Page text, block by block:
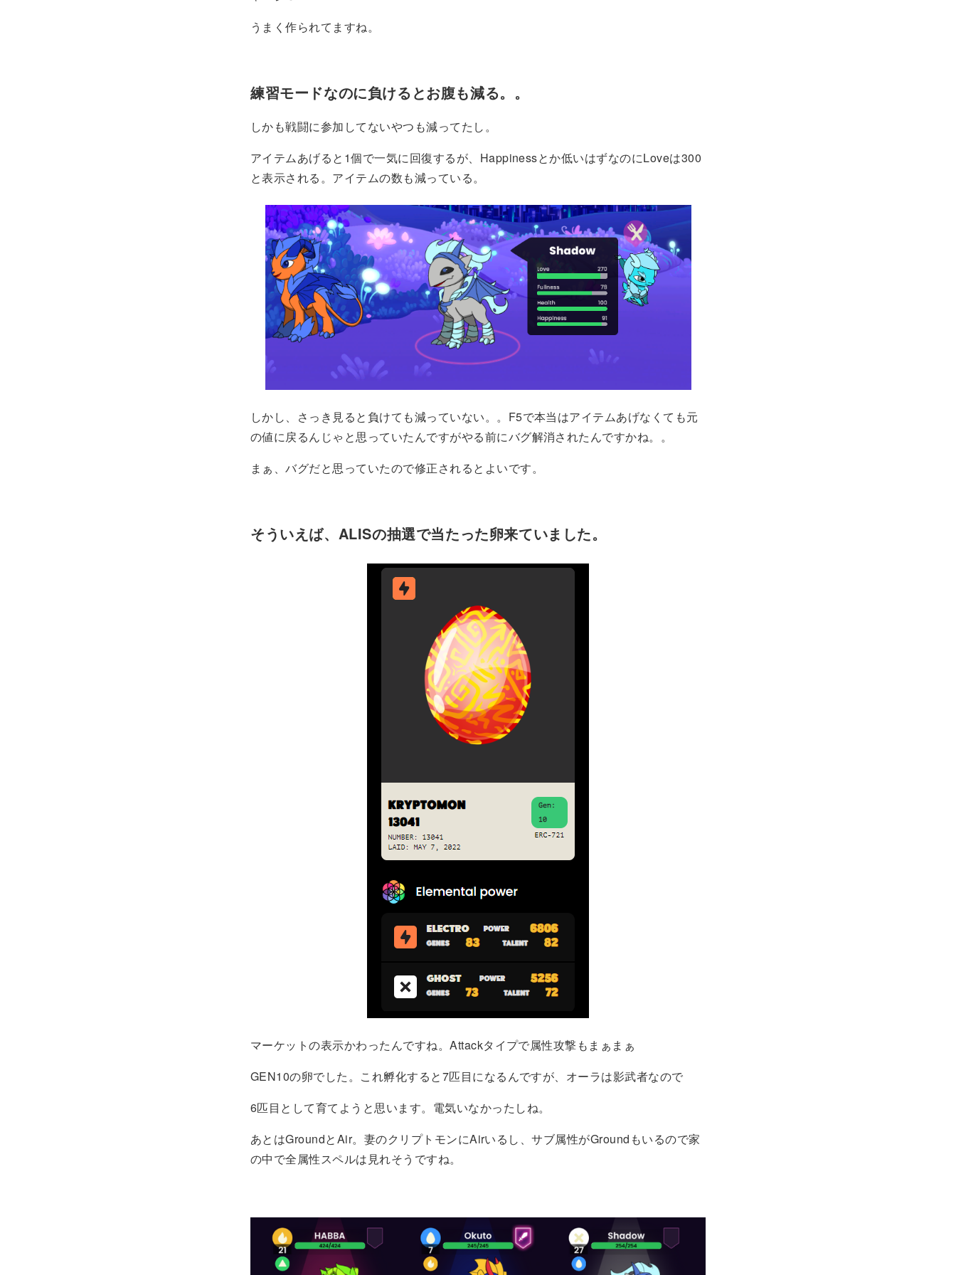
うまく作られてますね。
練習モードなのに負けるとお腹も減る。。
しかも戦闘に参加してないやつも減ってたし。
アイテムあげると1個で一気に回復するが、Happinessとか低いはずなのにLoveは300
と表示される。アイテムの数も減っている。
しかし、さっき見ると負けても減っていない。。F5で本当はアイテムあげなくても元
の値に戻るんじゃと思っていたんですがやる前にバグ解消されたんですかね。。
まぁ、バグだと思っていたので修正されるとよいです。
そういえば、ALISの抽選で当たった卵来ていました。
マーケットの表示かわったんですね。Attackタイプで属性攻撃もまぁまぁ
GEN10の卵でした。これ孵化すると7匹目になるんですが、オーラは影武者なので
6匹目として育てようと思います。電気いなかったしね。
あとはGroundとAir。妻のクリプトモンにAirいるし、サブ属性がGroundもいるので家
の中で全属性スペルは見れそうですね。